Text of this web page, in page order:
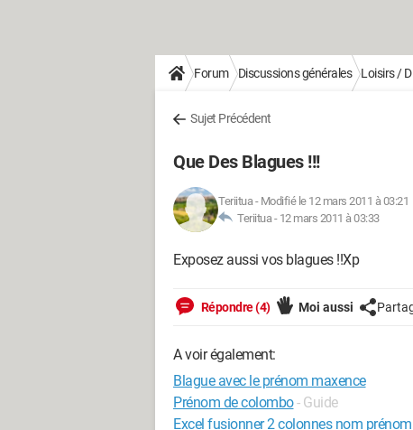
Forum Discussions générales Loisirs /
Sujet Précédent
Que Des Blagues !!!
Teriitua- Modifié le 12 mars 2011 à 03:21
Teriitua - 12 mars 2011 à 03:33
Exposez aussi vos blagues !!Xp
Répondre (4) Moi aussi
A voir également:
Blague avec le prénom maxence
Prénom de colombo- Guide
Excel fusionner 2 colonnes nom prénom